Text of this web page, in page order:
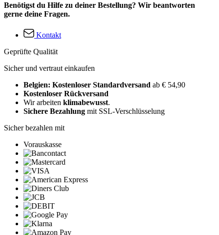
Benötigst du Hilfe zu deiner Bestellung? Wir beantworten
gerne deine Fragen.
Kontakt
Geprüfte Qualität
Sicher und vertraut einkaufen
Belgien: Kostenloser Standardversand ab € 54,90
Kostenloser Rückversand
Wir arbeiten klimabewusst.
Sichere Bezahlung mit SSL-Verschlüsselung
Sicher bezahlen mit
Vorauskasse